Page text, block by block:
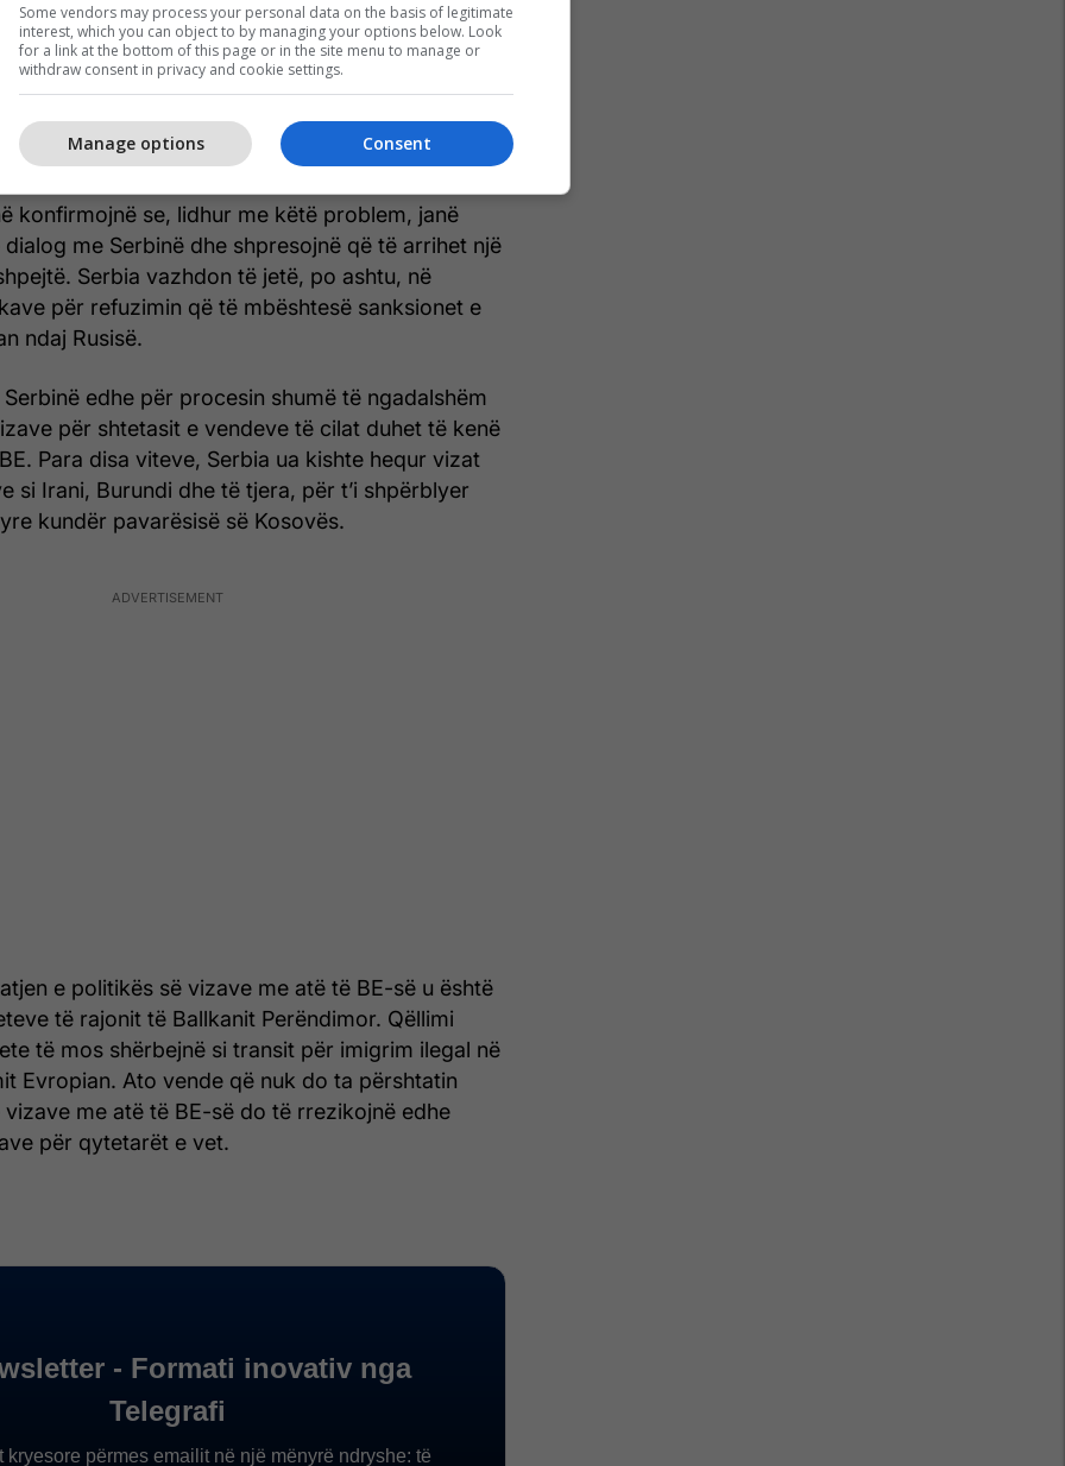
Serbia u jep shtetësi rusëve të
sanksionuar nga SHBA-ja dhe Ukraina
konfirmojnë se, lidhur me këtë problem, janë
me Serbinë dhe shpresojnë që të arrihet një
Serbia vazhdon të jetë, po ashtu, në
për refuzimin që të mbështesë sanksionet e
ndaj Rusisë.
edhe për procesin shumë të ngadalshëm
për shtetasit e vendeve të cilat duhet të kenë
Para disa viteve, Serbia ua kishte hequr vizat
si Irani, Burundi dhe të tjera, për t’i shpërblyer
kundër pavarësisë së Kosovës.
e politikës së vizave me atë të BE-së u është
të rajonit të Ballkanit Perëndimor. Qëllimi
të mos shërbejnë si transit për imigrim ilegal në
Evropian. Ato vende që nuk do ta përshtatin
me atë të BE-së do të rrezikojnë edhe
për qytetarët e vet.
Some vendors may process your personal data on the basis of legitimate
interest, which you can object to by managing your options below. Look
for a link at the bottom of this page or in the site menu to manage or
withdraw consent in privacy and cookie settings.
Consent
Manage options